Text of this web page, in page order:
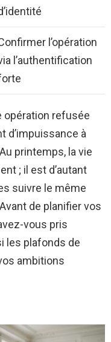
l’opération
l’authentification
opération refusée
d’impuissance à
printemps, la vie
; il est d’autant
suivre le même
de planifier vos
vous pris
les plafonds de
ambitions